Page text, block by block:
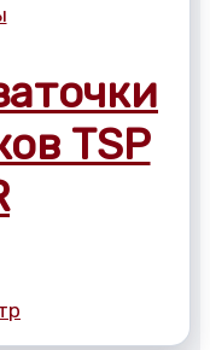
TSP